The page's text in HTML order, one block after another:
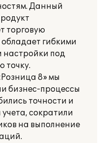
Данный
торговую
гибкими
настройки под
точку.
8» мы
бизнес-процессы
точности и
сократили
на выполнение